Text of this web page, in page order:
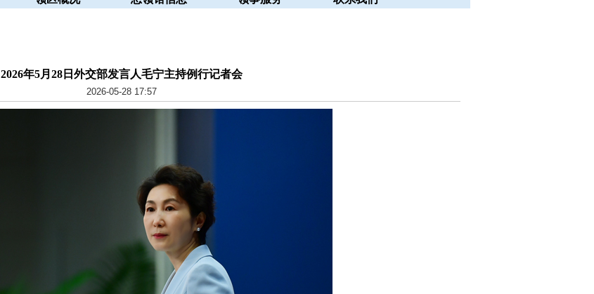
2026年5月28日外交部发言人毛宁主持例行记者会
2026-05-28 17:57